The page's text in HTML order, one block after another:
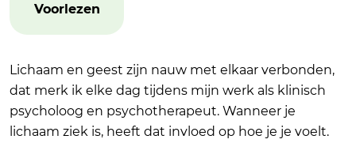
Voorlezen
Lichaam en geest zijn nauw met elkaar verbonden,
dat merk ik elke dag tijdens mijn werk als klinisch
psycholoog en psychotherapeut. Wanneer je
lichaam ziek is, heeft dat invloed op hoe je je voelt.